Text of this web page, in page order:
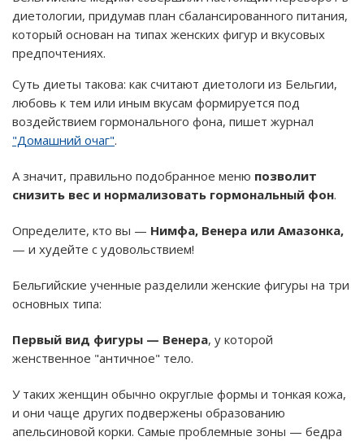
диетологии, придумав план сбалансированного питания,
который основан на типах женских фигур и вкусовых
предпочтениях.
Суть диеты такова: как считают диетологи из Бельгии,
любовь к тем или иным вкусам формируется под
воздействием гормонального фона, пишет журнал
"Домашний очаг".
А значит, правильно подобранное меню позволит
снизить вес и нормализовать гормональный фон.
Определите, кто вы — Нимфа, Венера или Амазонка,
— и худейте с удовольствием!
Бельгийские ученные разделили женские фигуры на три
основных типа:
Первый вид фигуры — Венера, у которой
женственное "античное" тело.
У таких женщин обычно округлые формы и тонкая кожа,
и они чаще других подвержены образованию
апельсиновой корки. Самые проблемные зоны — бедра